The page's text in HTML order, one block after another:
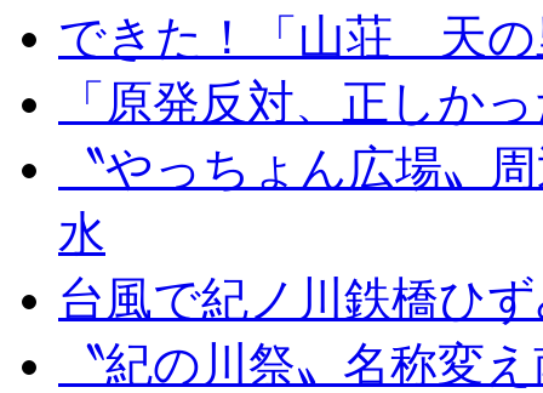
できた！「山荘 天の
「原発反対、正しか
〝やっちょん広場〟
水
台風で紀ノ川鉄橋ひ
〝紀の川祭〟名称変